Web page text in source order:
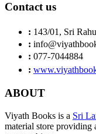
Contact us
: 143/01, Sri
:
: 077-7044884
:
ABOUT
Viyath Books is a Sri
material store providing